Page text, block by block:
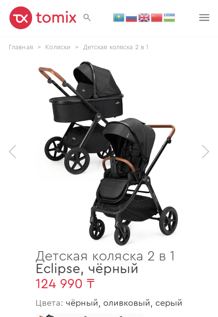
Главная > Коляски > Детская коляска 2 в 1
Детская коляска 2 в 1
Eclipse, чёрный
124 990 ₸
Цвета: чёрный, оливковый, серый